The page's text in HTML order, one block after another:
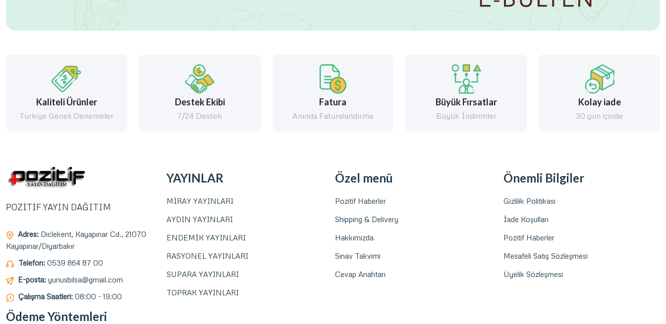
Kaliteli Ürünler
Türkiye Geneli Denemeler
Destek Ekibi
7/24 Destek
Fatura
Anında Faturalandırma
Büyük Fırsatlar
Büyük İndirimler
Kolay iade
30 gün içinde
POZİTİF YAYIN DAĞITIM
Adres: Diclekent, Kayapınar Cd., 21070
Kayapınar/Diyarbakır
Telefon: 0539 864 87 00
E-posta: yunusbilsa@gmail.com
Çalışma Saatleri: 08:00 - 19:00
YAYINLAR
MİRAY YAYINLARI
AYDIN YAYINLARI
ENDEMİK YAYINLARI
RASYONEL YAYINLARI
SUPARA YAYINLARI
TOPRAK YAYINLARI
Özel menü
Pozitif Haberler
Shipping & Delivery
Hakkımızda
Sınav Takvimi
Cevap Anahtarı
Önemli Bilgiler
Gizlilik Politikası
İade Koşulları
Pozitif Haberler
Mesafeli Satış Sözleşmesi
Üyelik Sözleşmesi
Ödeme Yöntemleri